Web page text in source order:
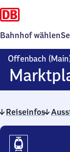
Bahnhof wählen
Offenbach
Reiseinfos
Reiseinfos